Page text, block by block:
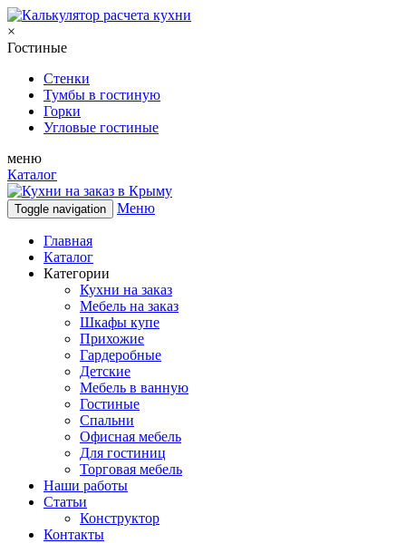
×
Гостиные
Стенки
Тумбы в гостиную
Горки
Угловые гостиные
меню
Каталог
Toggle navigation Меню
Главная
Каталог
Категории
Кухни на заказ
Мебель на заказ
Шкафы купе
Прихожие
Гардеробные
Детские
Мебель в ванную
Гостиные
Спальни
Офисная мебель
Для гостиниц
Торговая мебель
Наши работы
Статьи
Конструктор
Контакты